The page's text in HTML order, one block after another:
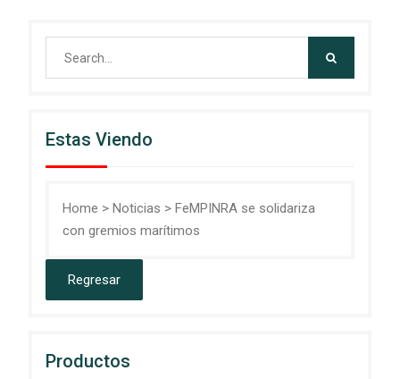
Estas Viendo
Home > Noticias > FeMPINRA se solidariza
con gremios marítimos
Productos